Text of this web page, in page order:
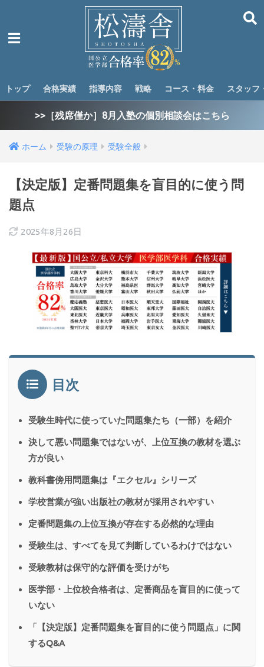
トップ 合格実績 指導内容 戦略 コース・料金 スタッフ
>>［残席僅か］8月入塾の個別相談会はこちら
ホーム 受験の原理 受験全般
【決定版】定番問題集を盲目的に使う問
題点
2025年8月26日
目次
受験生時代に使っていた問題集たち（一部）を紹介
決して悪い問題集ではないが、上位互換の教材を選ぶ
方が良い
教科書傍用問題集は『エクセル』シリーズ
学校営業が強い出版社の教材が採用されやすい
定番問題集の上位互換が存在する必然的な理由
受験生は、すべてを見て判断しているわけではない
受験教材は保守的な評価を受けがち
医学部・上位校合格者は、定番商品を盲目的に使って
いない
「【決定版】定番問題集を盲目的に使う問題点」に関
するQ&A